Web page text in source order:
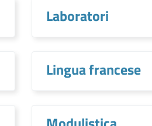
Laboratori
Lingua francese